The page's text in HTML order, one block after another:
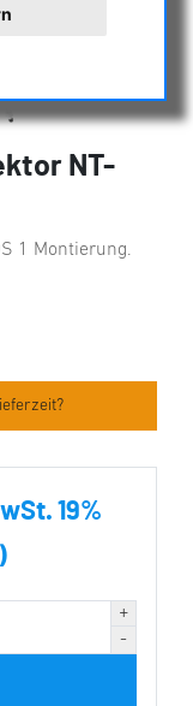
NT-
1 Montierung.
19%